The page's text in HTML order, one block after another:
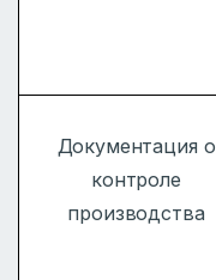
Документация о
контроле
производства